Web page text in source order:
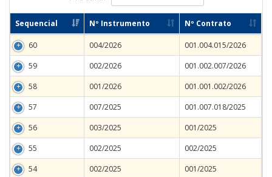
Sequencial Nº Instrumento Nº Contrato
60 004/2026
001.004.015/2026
59
002/2026
001.002.007/2026
58
001/2026
001.001.002/2026
57
007/2025
001.007.018/2025
56
003/2025
001/2025
55
002/2025
002/2025
54
002/2025
001/2025